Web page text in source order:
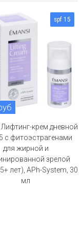
spf 15
Лифтинг-крем дневной
с фитоэстрагенами
для жирной и
зрелой
лет), APh-System, 30
мл